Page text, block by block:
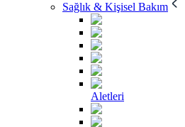
Sağlık & Kişisel Bakım
Aletleri